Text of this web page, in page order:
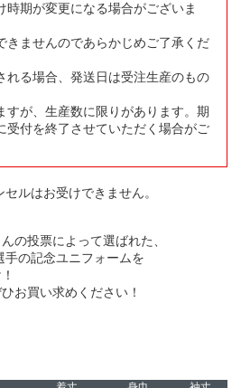
時期が変更になる場合がございま
きませんのであらかじめご了承くだ
れる場合、発送日は受注生産のもの
すが、生産数に限りがあります。期
受付を終了させていただく場合がご
ルはお受けできません。
の投票によって選ばれた、
の記念ユニフォームを
お買い求めください！